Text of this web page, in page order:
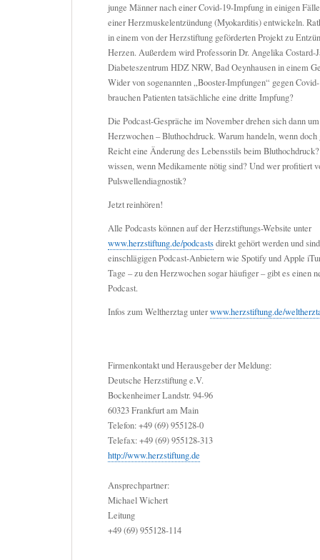
junge Männer nach einer Covid-19-Impfung in einigen
einer Herzmuskelentzündung (Myokarditis) entwickeln.
in einem von der Herzstiftung geförderten Projekt zu
Herzen. Außerdem wird Professorin Dr. Angelika Costard-
Diabeteszentrum HDZ NRW, Bad Oeynhausen in einem
Wider von sogenannten „Booster-Impfungen“ gegen
brauchen Patienten tatsächliche eine dritte Impfung?
Die Podcast-Gespräche im November drehen sich dann
Herzwochen – Bluthochdruck. Warum handeln, wenn doch
Reicht eine Änderung des Lebensstils beim
wissen, wenn Medikamente nötig sind? Und wer profitiert
Pulswellendiagnostik?
Jetzt reinhören!
Alle Podcasts können auf der Herzstiftungs-Website unter
www.herzstiftung.de/podcastsdirekt gehört werden und
einschlägigen Podcast-Anbietern wie Spotify und Apple
Tage – zu den Herzwochen sogar häufiger – gibt es einen
Podcast.
Infos zum Weltherztag unterwww.herzstiftung.de/
Firmenkontakt und Herausgeber der Meldung:
Deutsche Herzstiftung e.V.
Bockenheimer Landstr. 94-96
60323 Frankfurt am Main
Telefon: +49 (69) 955128-0
Telefax: +49 (69) 955128-313
http://www.herzstiftung.de
Ansprechpartner:
Michael Wichert
Leitung
+49 (69) 955128-114